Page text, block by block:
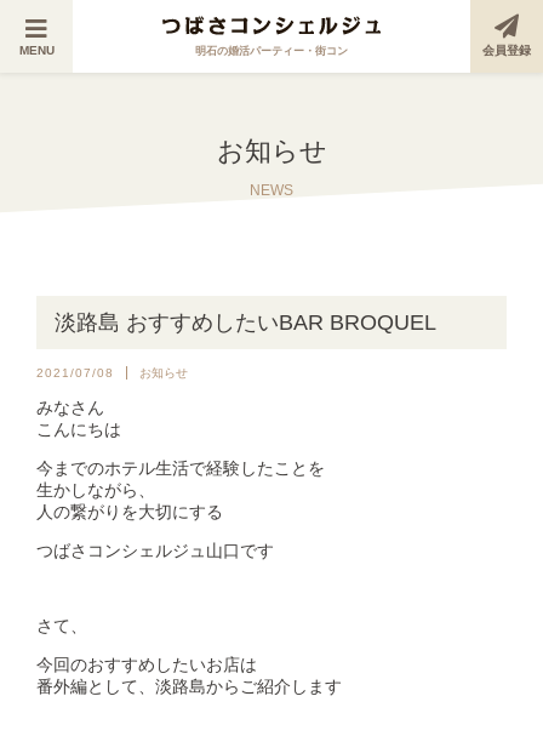
明石の婚活パーティー・街コン 会員登録
MENU
お知らせ
NEWS
淡路島 おすすめしたいBAR BROQUEL
2021/07/08 お知らせ
みなさん
こんにちは
今までのホテル生活で経験したことを
生かしながら、
人の繋がりを大切にする
つばさコンシェルジュ山口です
さて、
今回のおすすめしたいお店は
番外編として、淡路島からご紹介します